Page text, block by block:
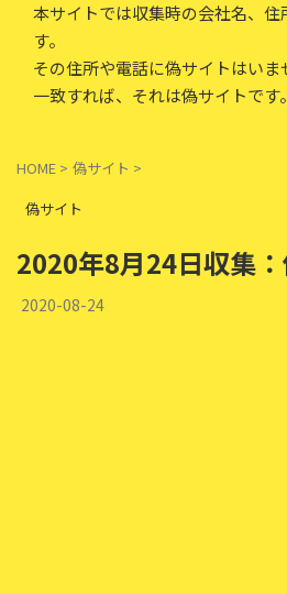
本サイトでは収集時の会社名、住
す。
その住所や電話に偽サイトはい
一致すれば、それは偽サイトです。
HOME > 偽サイト >
偽サイト
2020年8月24日収集
2020-08-24